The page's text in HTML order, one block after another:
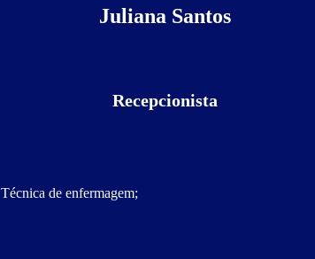
Juliana Santos
Recepcionista
Técnica de enfermagem;